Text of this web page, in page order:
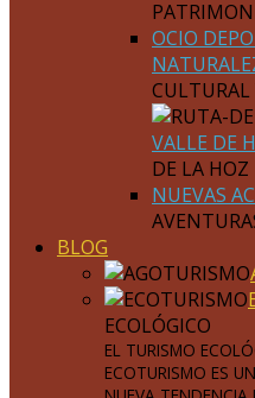
OCIO
VALLE DE
DE LA HOZ
NUEVAS
BLOG
ECOLÓGICO
EL TURISMO
ECOTURISMO ES